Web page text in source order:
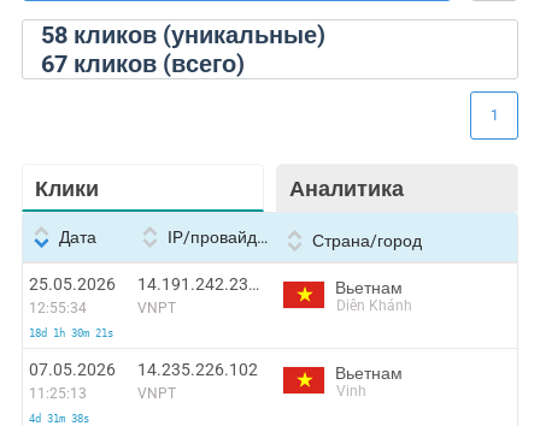
58кликов (уникальные)
67кликов (всего)
Клики Аналитика
1
Дата IP/провайдер Страна/город
25.05.2026
12:55:34
18d 1h 30m 21s
14.191.242.233:8782
VNPT
Вьетнам
Diên Khánh
07.05.2026
11:25:13
4d 31m 38s
14.235.226.102
VNPT
Вьетнам
Vinh